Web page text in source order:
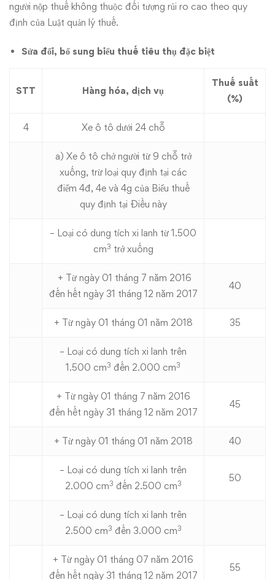
người nộp thuế không thuộc đối tượng rủi ro cao theo quy
định của Luật quản lý thuế.
Sửa đổi, bổ sung biểu thuế tiêu thụ đặc biệt
STT Hàng hóa, dịch vụ
Thuế suất
(%)
4 Xe ô tô dưới 24 chỗ
a) Xe ô tô chở người từ 9 chỗ trở
xuống, trừ loại quy định tại các
điểm 4đ, 4e và 4g của Biểu thuế
quy định tại Điều này
– Loại có dung tích xi lanh từ 1.500
cm3 trở xuống
+ Từ ngày 01 tháng 7 năm 2016
đến hết ngày 31 tháng 12 năm 2017
40
+ Từ ngày 01 tháng 01 năm 2018 35
– Loại có dung tích xi lanh trên
1.500 cm3 đến 2.000 cm3
+ Từ ngày 01 tháng 7 năm 2016
đến hết ngày 31 tháng 12 năm 2017
45
+ Từ ngày 01 tháng 01 năm 2018 40
– Loại có dung tích xi lanh trên
2.000 cm3 đến 2.500 cm3 50
– Loại có dung tích xi lanh trên
2.500 cm3 đến 3.000 cm3
+ Từ ngày 01 tháng 07 năm 2016
đến hết ngày 31 tháng 12 năm 2017
55